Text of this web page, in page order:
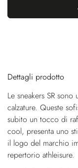
Dettagli prodotto
Le sneakers SR
calzature. Queste
subito un tocco di
cool, presenta uno
il logo del marchio
repertorio athleisure.